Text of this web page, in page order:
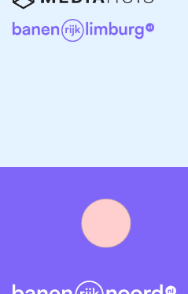
vacaturesite van Noord-
een passende baan in de
Vacatures Drenthe